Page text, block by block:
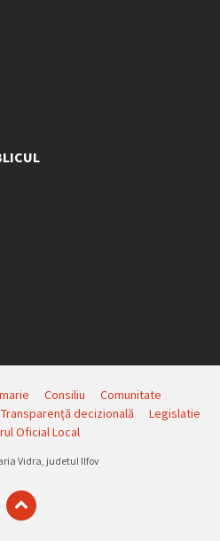
Consiliu
Comunitate
Transparență decizională
Legislatie
Oficial Local
Vidra, judetul Ilfov